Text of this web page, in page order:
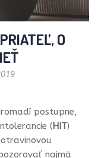
O
postupne,
(HIT)
najmä